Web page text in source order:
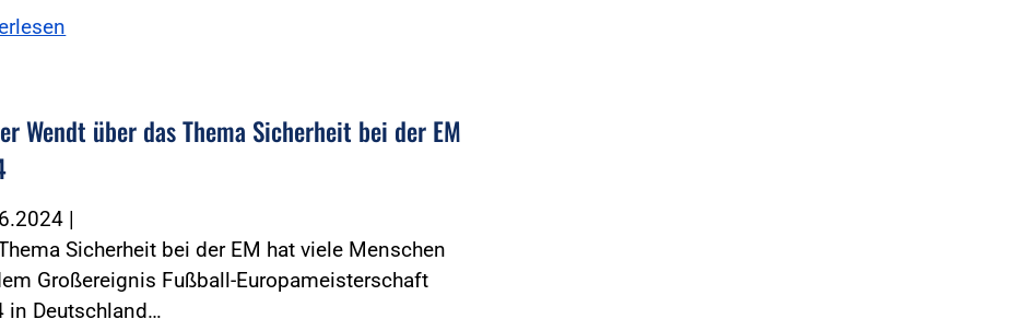
Wendt über das Thema Sicherheit bei der EM
|
Sicherheit bei der EM hat viele Menschen
Großereignis Fußball-Europameisterschaft
in Deutschland…